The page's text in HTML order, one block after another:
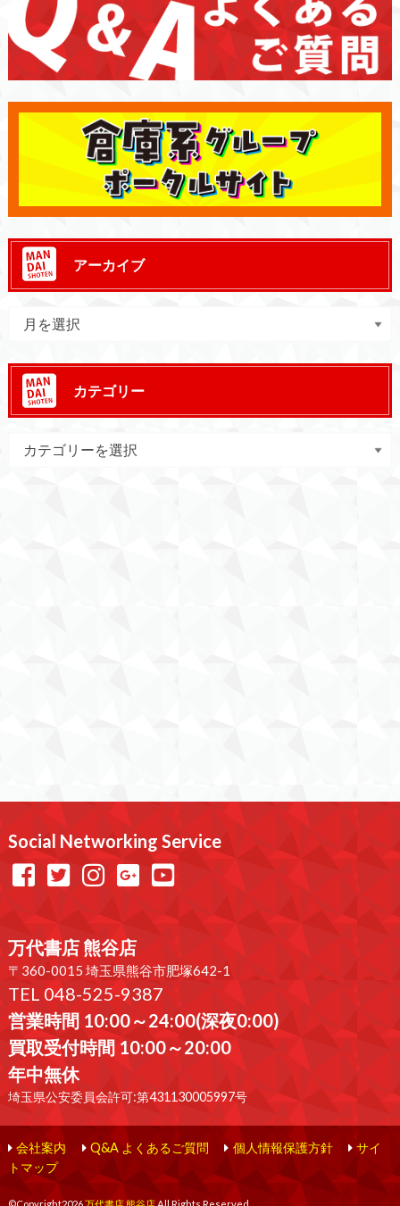
アーカイブ
カテゴリー
Social Networking Service
万代書店 熊谷店
〒360-0015 埼玉県熊谷市肥塚642-1
TEL 048-525-9387
営業時間 10:00～24:00(深夜0:00)
買取受付時間 10:00～20:00
年中無休
埼玉県公安委員会許可:第431130005997号
会社案内 Q&A よくあるご質問 個人情報保護方針
サイ
トマップ
©Copyright2026万代書店 熊谷店.All Rights Reserved.